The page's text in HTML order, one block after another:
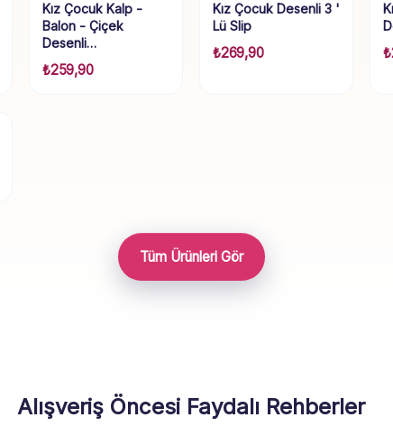
Kız Çocuk Kalp -
Balon - Çiçek
Desenli…
₺259,90
Kız Çocuk Desenli 3 '
Lü Slip
₺269,90 ₺
Tüm Ürünleri Gör
Alışveriş Öncesi Faydalı Rehberler